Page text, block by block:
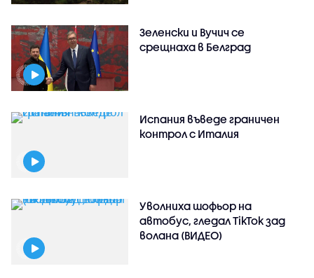
Зеленски и Вучич се
срещнаха в Белград
Испания въведе граничен
контрол с Италия
Уволниха шофьор на
автобус, гледал TikTok зад
волана (ВИДЕО)